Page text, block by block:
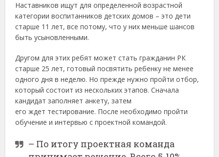
Наставников ищут для определенной возрастной
категории воспитанников детских домов – это дети
старше 11 лет, все потому, что у них меньше шансов
быть усыновленными.
Другом для этих ребят может стать гражданин РК
старше 25 лет, готовый посвятить ребенку не менее
одного дня в неделю. Но прежде нужно пройти отбор,
который состоит из нескольких этапов. Сначала
кандидат заполняет анкету, затем
его ждет тестирование. После необходимо пройти
обучение и интервью с проектной командой.
– По итогу проектная команда